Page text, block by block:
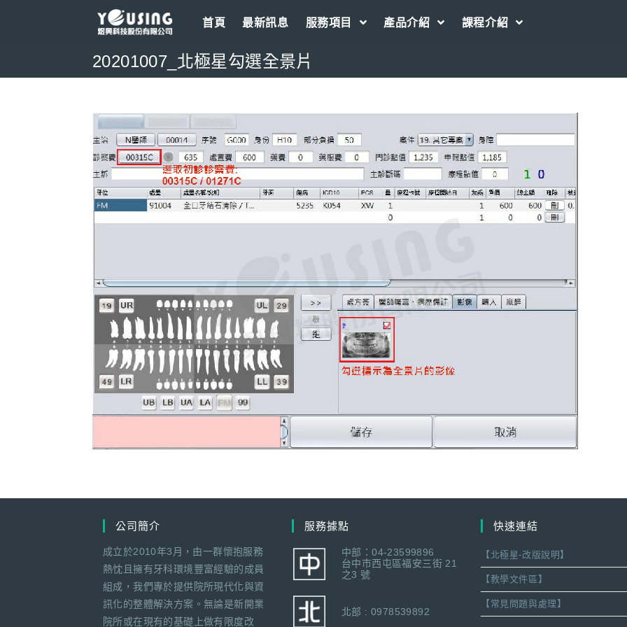
首頁 最新訊息 服務項目 產品介紹 課程介紹
20201007_北極星勾選全景片
公司簡介
成立於2010年3月，由一群懷抱服務
熱忱且擁有牙科環境豐富經驗的成員
組成，我們專於提供院所現代化與資
訊化的整體解決方案。無論是新開業
院所或在現有的基礎上做有限度改
服務據點
中部：04-23599896
台中市西屯區福安三街 21
之3 號
北部 : 0978539892
快速連結
【北極星-改版說明】
【教學文件區】
【常見問題與處理】